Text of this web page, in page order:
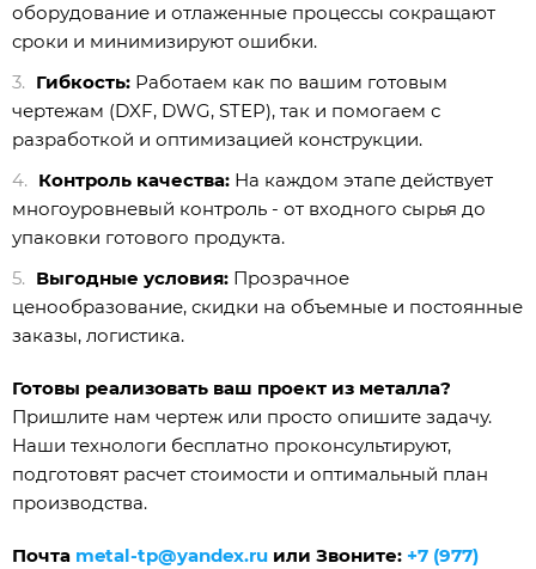
оборудование и отлаженные процессы сокращают
сроки и минимизируют ошибки.
Гибкость: Работаем как по вашим готовым
чертежам (DXF, DWG, STEP), так и помогаем с
разработкой и оптимизацией конструкции.
Контроль качества: На каждом этапе действует
многоуровневый контроль - от входного сырья до
упаковки готового продукта.
Выгодные условия: Прозрачное
ценообразование, скидки на объемные и постоянные
заказы, логистика.
Готовы реализовать ваш проект из металла?
Пришлите нам чертеж или просто опишите задачу.
Наши технологи бесплатно проконсультируют,
подготовят расчет стоимости и оптимальный план
производства.
Почта metal-tp@yandex.ru или Звоните: +7 (977)